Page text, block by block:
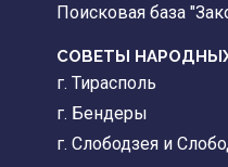
Поисковая база
СОВЕТЫ
г. Тирасполь
г. Бендеры
г. Слободзея и